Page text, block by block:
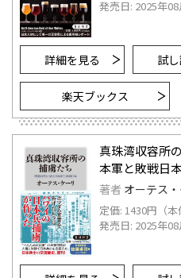
発売日: 2025年
詳細を見る 試
楽天ブックス
真珠湾収容所
本軍と敗戦日
著者 オーテス
定価: 1430円（本
発売日: 2025年